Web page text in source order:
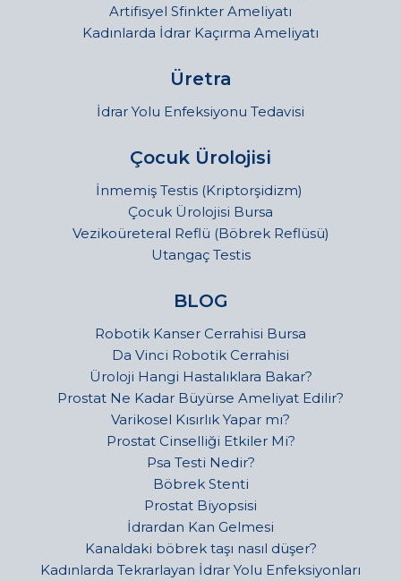
Artifisyel Sfinkter Ameliyatı
Kadınlarda İdrar Kaçırma Ameliyatı
Üretra
İdrar Yolu Enfeksiyonu Tedavisi
Çocuk Ürolojisi
İnmemiş Testis (Kriptorşidizm)
Çocuk Ürolojisi Bursa
Vezikoüreteral Reflü (Böbrek Reflüsü)
Utangaç Testis
BLOG
Robotik Kanser Cerrahisi Bursa
Da Vinci Robotik Cerrahisi
Üroloji Hangi Hastalıklara Bakar?
Prostat Ne Kadar Büyürse Ameliyat Edilir?
Varikosel Kısırlık Yapar mı?
Prostat Cinselliği Etkiler Mi?
Psa Testi Nedir?
Böbrek Stenti
Prostat Biyopsisi
İdrardan Kan Gelmesi
Kanaldaki böbrek taşı nasıl düşer?
Kadınlarda Tekrarlayan İdrar Yolu Enfeksiyonları